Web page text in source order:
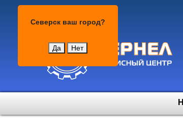
Северск ваш город?
Да Нет